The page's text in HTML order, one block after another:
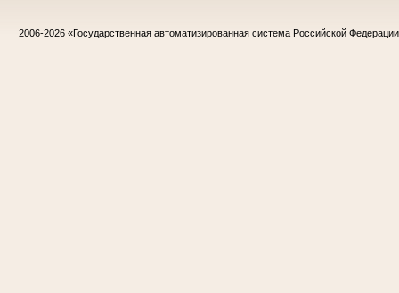
2006-2026 «Государственная автоматизированная система Российской